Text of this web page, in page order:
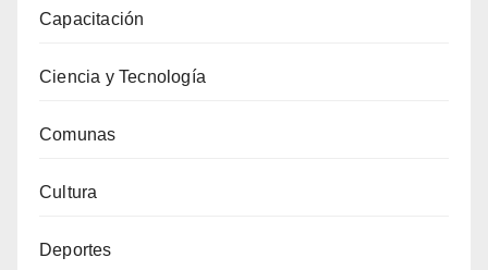
Capacitación
Ciencia y Tecnología
Comunas
Cultura
Deportes